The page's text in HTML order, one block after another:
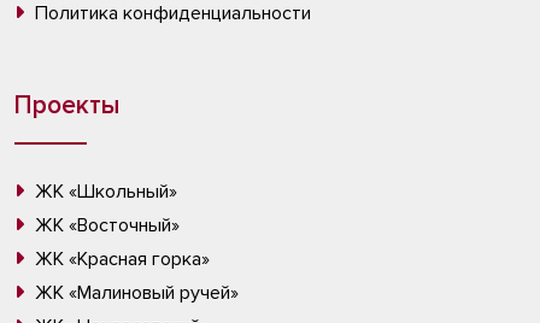
Политика конфиденциальности
Проекты
ЖК «Школьный»
ЖК «Восточный»
ЖК «Красная горка»
ЖК «Малиновый ручей»